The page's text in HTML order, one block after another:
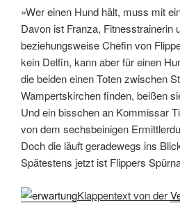
»Wer einen Hund hält, muss mit
Davon ist Franza, Fitnesstrainerin
beziehungsweise Chefin von
kein Delfin, kann aber für einen
die beiden einen Toten zwischen
Wampertskirchen finden, beißen
Und ein bisschen an Kommissar
von dem sechsbeinigen
Doch die läuft geradewegs ins
Spätestens jetzt ist Flippers
Klappentext von der